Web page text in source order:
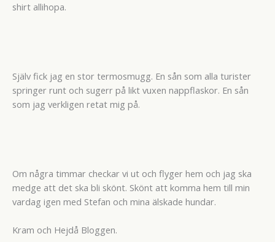
shirt allihopa.
Själv fick jag en stor termosmugg. En sån som alla turister
springer runt och sugerr på likt vuxen nappflaskor. En sån
som jag verkligen retat mig på.
Om några timmar checkar vi ut och flyger hem och jag ska
medge att det ska bli skönt. Skönt att komma hem till min
vardag igen med Stefan och mina älskade hundar.
Kram och Hejdå Bloggen.